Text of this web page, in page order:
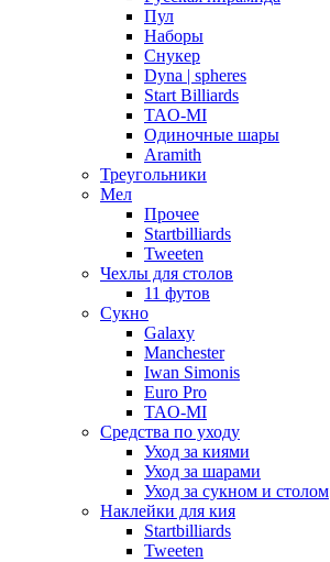
Пул
Наборы
Снукер
Dyna | spheres
Start Billiards
TAO-MI
Одиночные шары
Aramith
Треугольники
Мел
Прочее
Startbilliards
Tweeten
Чехлы для столов
11 футов
Сукно
Galaxy
Manchester
Iwan Simonis
Euro Pro
TAO-MI
Средства по уходу
Уход за киями
Уход за шарами
Уход за сукном и столом
Наклейки для кия
Startbilliards
Tweeten